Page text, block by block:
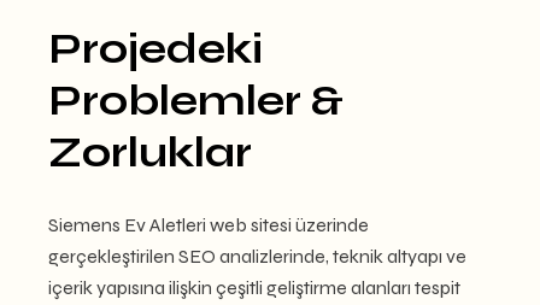
Projedeki
Problemler &
Zorluklar
Siemens Ev Aletleri web sitesi üzerinde
gerçekleştirilen SEO analizlerinde, teknik altyapı ve
içerik yapısına ilişkin çeşitli geliştirme alanları tespit